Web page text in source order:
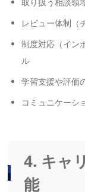
レビュー体制（
制度対応（イン
ル
学習支援や評価
コミュニケーシ
4. キャ
能